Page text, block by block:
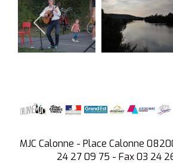
MJC Calonne - Place Calonne
24 27 09 75 - Fax 03 24